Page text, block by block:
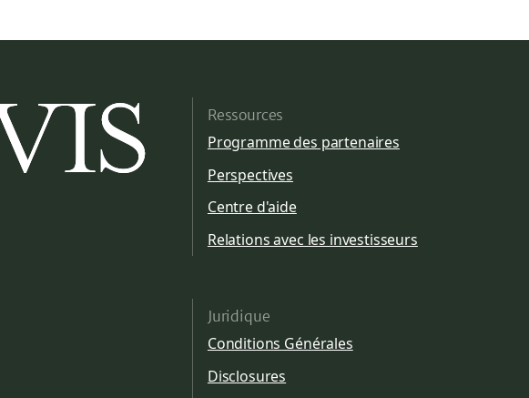
Ressources
Programme des partenaires
Perspectives
Centre d'aide
Relations avec les investisseurs
Juridique
Conditions Générales
Disclosures